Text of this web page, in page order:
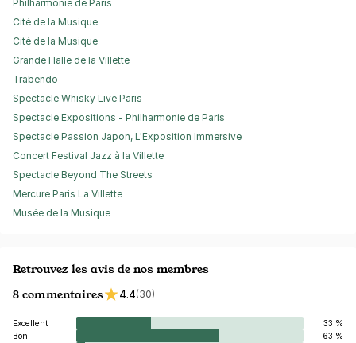
Philharmonie de Paris
Cité de la Musique
Cité de la Musique
Grande Halle de la Villette
Trabendo
Spectacle Whisky Live Paris
Spectacle Expositions - Philharmonie de Paris
Spectacle Passion Japon, L'Exposition Immersive
Concert Festival Jazz à la Villette
Spectacle Beyond The Streets
Mercure Paris La Villette
Musée de la Musique
Retrouvez les avis de nos membres
8 commentaires
4.4(30)
Excellent
33 %
Bon
63 %